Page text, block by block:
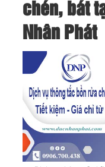
chén, bát
Nhân Phát